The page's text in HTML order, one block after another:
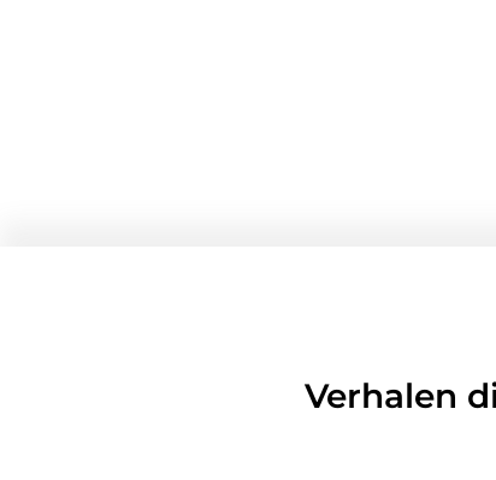
Verhalen